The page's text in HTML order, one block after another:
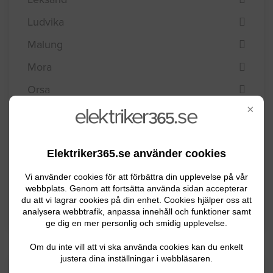
×
Elektriker365.se använder cookies
Vi använder cookies för att förbättra din upplevelse på vår
webbplats. Genom att fortsätta använda sidan accepterar
du att vi lagrar cookies på din enhet. Cookies hjälper oss att
analysera webbtrafik, anpassa innehåll och funktioner samt
ge dig en mer personlig och smidig upplevelse.
Om du inte vill att vi ska använda cookies kan du enkelt
justera dina inställningar i webbläsaren.
Ludvika
Malung
Mora
Orsa
Säter
Vansbro
Älvdalen